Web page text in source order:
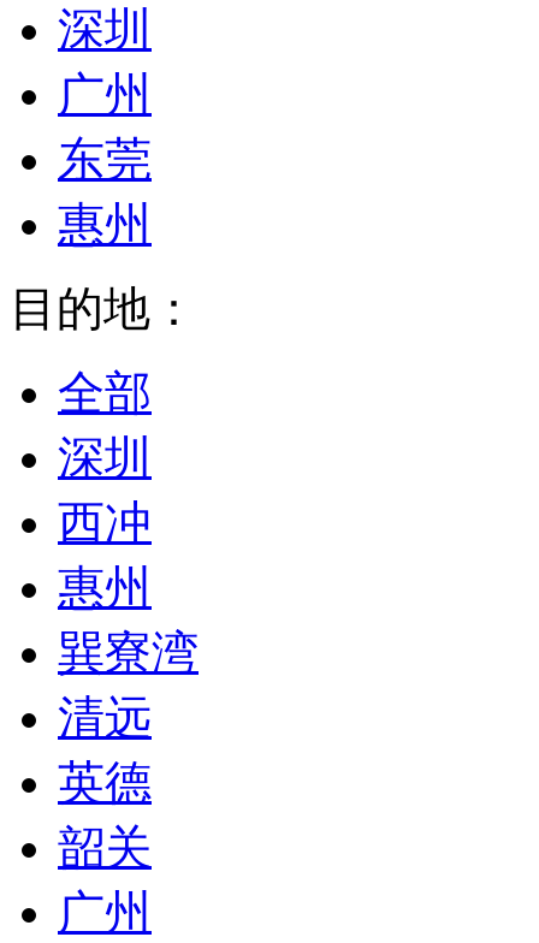
深圳
广州
东莞
惠州
目的地：
全部
深圳
西冲
惠州
巽寮湾
清远
英德
韶关
广州